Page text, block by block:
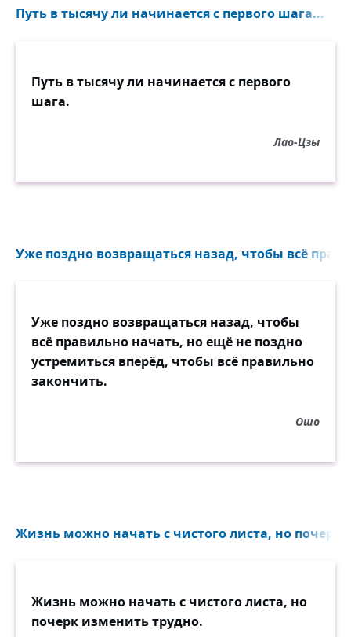
Путь в тысячу ли начинается с первого шага...
Путь в тысячу ли начинается с первого
шага.
Лао-Цзы
Уже поздно возвращаться назад, чтобы всё
Уже поздно возвращаться назад, чтобы
всё правильно начать, но ещё не поздно
устремиться вперёд, чтобы всё правильно
закончить.
Ошо
Жизнь можно начать с чистого листа, но почерк
Жизнь можно начать с чистого листа, но
почерк изменить трудно.